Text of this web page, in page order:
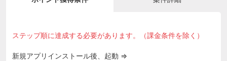
ステップ順に達成する必要があります。（課金条件を除く）
新規アプリインストール後、起動 ⇒